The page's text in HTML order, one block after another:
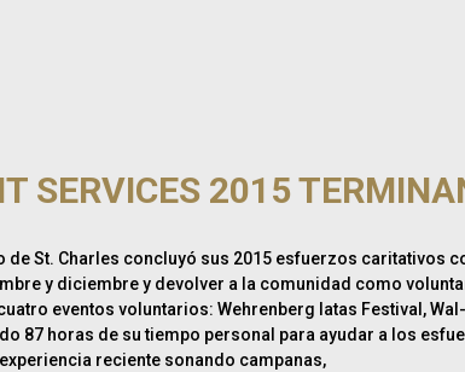
SERVICES 2015
St. Charles concluyó sus 2015 esfuerzos caritativos
y diciembre y devolver a la comunidad como
eventos voluntarios: Wehrenberg latas Festival,
horas de su tiempo personal para ayudar a los
reciente sonando campanas,